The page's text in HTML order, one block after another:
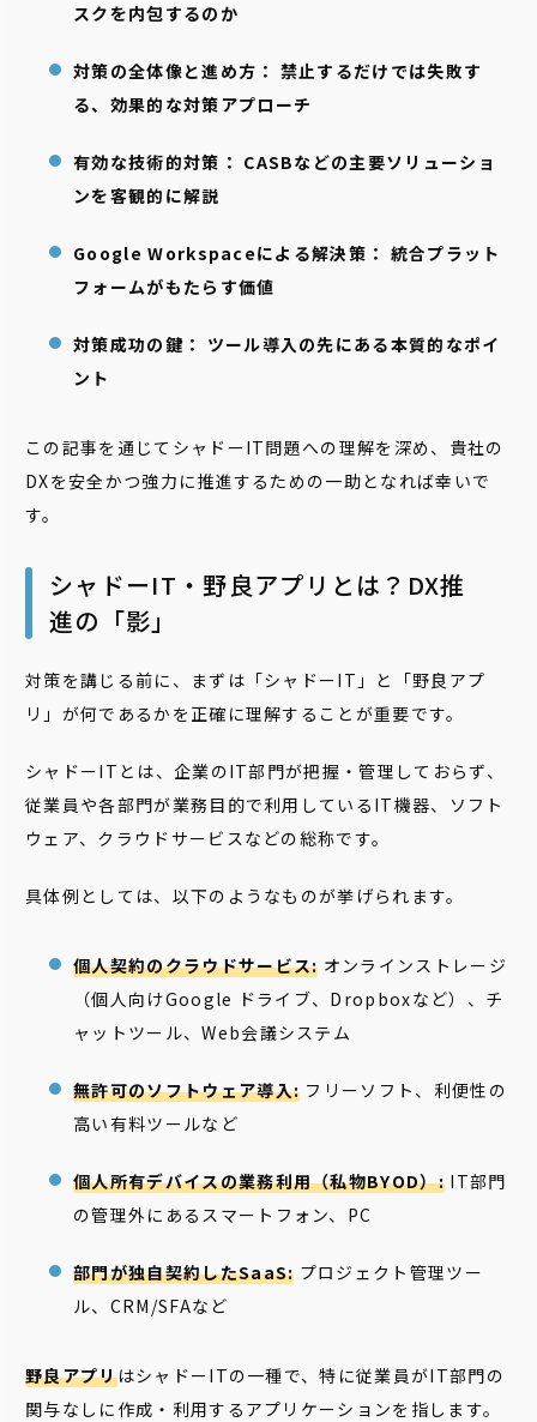
スクを内包するのか
対策の全体像と進め方： 禁止するだけでは失敗す
る、効果的な対策アプローチ
有効な技術的対策： CASBなどの主要ソリューショ
ンを客観的に解説
Google Workspaceによる解決策： 統合プラット
フォームがもたらす価値
対策成功の鍵： ツール導入の先にある本質的なポイ
ント
この記事を通じてシャドーIT問題への理解を深め、貴社の
DXを安全かつ強力に推進するための一助となれば幸いで
す。
シャドーIT・野良アプリとは？DX推
進の「影」
対策を講じる前に、まずは「シャドーIT」と「野良アプ
リ」が何であるかを正確に理解することが重要です。
シャドーITとは、企業のIT部門が把握・管理しておらず、
従業員や各部門が業務目的で利用しているIT機器、ソフト
ウェア、クラウドサービスなどの総称です。
具体例としては、以下のようなものが挙げられます。
個人契約のクラウドサービス: オンラインストレージ
（個人向けGoogle ドライブ、Dropboxなど）、チ
ャットツール、Web会議システム
無許可のソフトウェア導入: フリーソフト、利便性の
高い有料ツールなど
個人所有デバイスの業務利用（私物BYOD）: IT部門
の管理外にあるスマートフォン、PC
部門が独自契約したSaaS: プロジェクト管理ツー
ル、CRM/SFAなど
野良アプリはシャドーITの一種で、特に従業員がIT部門の
関与なしに作成・利用するアプリケーションを指します。